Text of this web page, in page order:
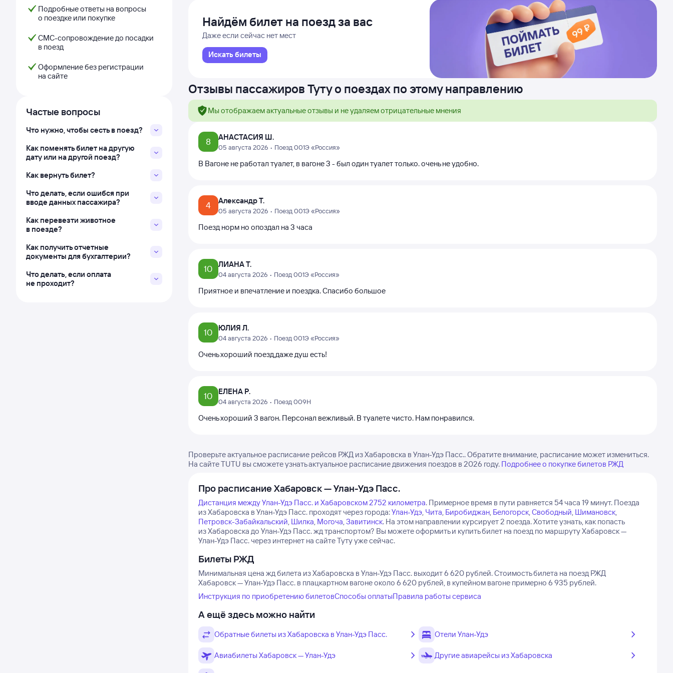
Подробные ответы на вопросы
о поездке или покупке
СМС-сопровождение до посадки
в поезд
Оформление без регистрации
на сайте
Частые вопросы
Что нужно, чтобы сесть в поезд?
Как поменять билет на другую
дату или на другой поезд?
Как вернуть билет?
Что делать, если ошибся при
вводе данных пассажира?
Как перевезти животное
в поезде?
Как получить отчетные
документы для бухгалтерии?
Что делать, если оплата
не проходит?
Найдём билет на поезд за вас
Даже если сейчас нет мест
Искать билеты
Отзывы пассажиров Туту о поездах по этому направлению
Мы отображаем актуальные отзывы и не удаляем отрицательные мнения
8 АНАСТАСИЯ Ш.
05 августа 2026 • Поезд 001Э «Россия»
В Вагоне не работал туалет, в вагоне 3 - был один туалет только. очень не удобно.
4 Александр Т.
05 августа 2026 • Поезд 001Э «Россия»
Поезд норм но опоздал на 3 часа
10 ЛИАНА Т.
04 августа 2026 • Поезд 001Э «Россия»
Приятное и впечатление и поездка. Спасибо большое
10 ЮЛИЯ Л.
04 августа 2026 • Поезд 001Э «Россия»
Очень хороший поезд,даже душ есть!
10 ЕЛЕНА Р.
04 августа 2026 • Поезд 009Н
Очень хороший 3 вагон. Персонал вежливый. В туалете чисто. Нам понравился.
Проверьте актуальное расписание рейсов РЖД из Хабаровска в Улан-Удэ Пасс.. Обратите внимание, расписание может измениться.
На сайте TUTU вы сможете узнать актуальное расписание движения поездов в 2026 году. Подробнее о покупке билетов РЖД
Про расписание Хабаровск — Улан-Удэ Пасс.
Дистанция между Улан-Удэ Пасс. и Хабаровском 2752 километра. Примерное время в пути равняется 54 часа 19 минут. Поезда
из Хабаровска в Улан-Удэ Пасс. проходят через города:Улан-Удэ, Чита, Биробиджан, Белогорск,Свободный, Шимановск,
Петровск-Забайкальский, Шилка, Могоча,Завитинск. На этом направлении курсирует 2 поезда.Хотите узнать, как попасть
из Хабаровска до Улан-Удэ Пасс. жд транспортом? Вы можете оформить и купить билет на поезд по маршруту Хабаровск —
Улан-Удэ Пасс. через интернет на сайте Туту уже сейчас.
Билеты РЖД
Минимальная цена жд билета из Хабаровска в Улан-Удэ Пасс. выходит 6 620 рублей.Стоимость билета на поезд РЖД
Хабаровск — Улан-Удэ Пасс. в плацкартном вагоне около 6 620 рублей, в купейном вагоне примерно 6 935 рублей.
Инструкция по приобретению билетовСпособы оплатыПравила работы сервиса
А ещё здесь можно найти
Обратные билеты из Хабаровска в Улан-Удэ Пасс. Отели Улан-Удэ
Авиабилеты Хабаровск — Улан-Удэ Другие авиарейсы из Хабаровска